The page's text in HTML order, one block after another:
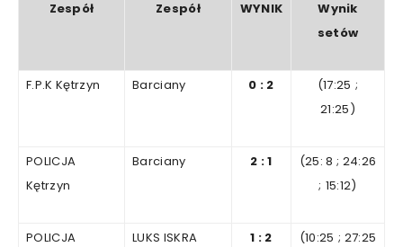
Zespół Zespół WYNIK
Wynik
setów
F.P.K Kętrzyn Barciany 0 : 2 (17:25 ;
21:25)
POLICJA
Kętrzyn
Barciany 2 :1 (25: 8 ; 24:26
; 15:12)
POLICJA
LUKS ISKRA
1 : 2 (10:25 ; 27:25